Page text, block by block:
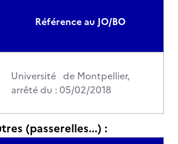
Référence au JO/BO
Université de Montpellier,
arrêté du : 05/02/2018
(passerelles...) :